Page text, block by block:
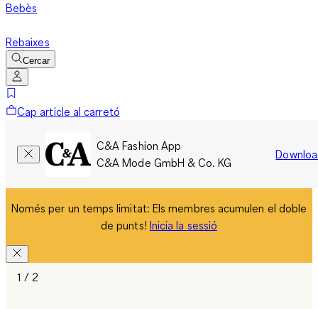
Bebès
Rebaixes
Cercar
Cap article al carretó
C&A Fashion App
C&A Mode GmbH & Co. KG
Només per un temps limitat: Els membres acumulen el doble
de punts! Inicia la sessió
1 / 2